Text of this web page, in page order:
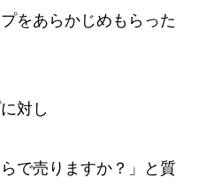
をあらかじめもらった
対し
で売りますか？」と質